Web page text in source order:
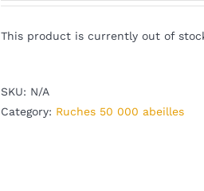
This product is currently out of
SKU: N/A
Category: Ruches 50 000 abeilles